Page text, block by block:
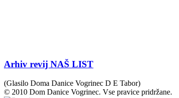
Arhiv revij NAŠ LIST
(Glasilo Doma Danice Vogrinec D E Tabor)
© 2010 Dom Danice Vogrinec. Vse pravice pridržane.